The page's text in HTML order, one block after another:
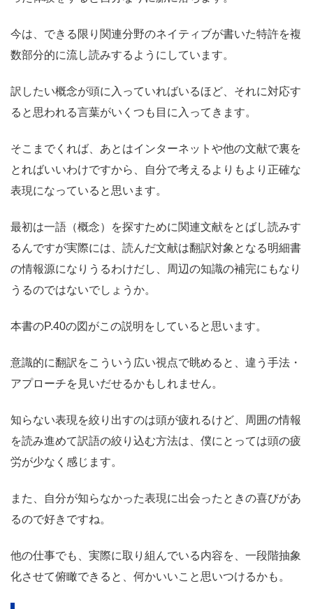
今は、できる限り関連分野のネイティブが書いた特許を複
数部分的に流し読みするようにしています。
訳したい概念が頭に入っていればいるほど、それに対応す
ると思われる言葉がいくつも目に入ってきます。
そこまでくれば、あとはインターネットや他の文献で裏を
とればいいわけですから、自分で考えるよりもより正確な
表現になっていると思います。
最初は一語（概念）を探すために関連文献をとばし読みす
るんですが実際には、読んだ文献は翻訳対象となる明細書
の情報源になりうるわけだし、周辺の知識の補完にもなり
うるのではないでしょうか。
本書のP.40の図がこの説明をしていると思います。
意識的に翻訳をこういう広い視点で眺めると、違う手法・
アプローチを見いだせるかもしれません。
知らない表現を絞り出すのは頭が疲れるけど、周囲の情報
を読み進めて訳語の絞り込む方法は、僕にとっては頭の疲
労が少なく感じます。
また、自分が知らなかった表現に出会ったときの喜びがあ
るので好きですね。
他の仕事でも、実際に取り組んでいる内容を、一段階抽象
化させて俯瞰できると、何かいいこと思いつけるかも。